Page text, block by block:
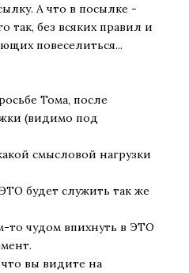
А что в посылке -
так, без всяких правил и
повеселиться...
Тома, после
(видимо под
смысловой нагрузки
будет служить так же
то чудом впихнуть в ЭТО
вы видите на